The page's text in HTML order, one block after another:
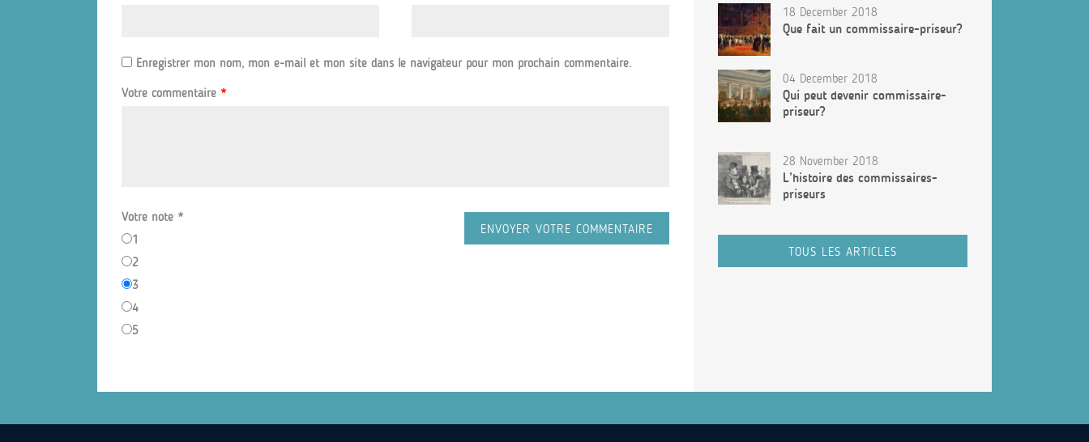
Enregistrer mon nom, mon e-mail et mon site dans le navigateur pour mon prochain commentaire.
Votre commentaire *
Votre note *
1
2
3
4
5
18 December 2018
Que fait un commissaire-priseur?
04 December 2018
Qui peut devenir commissaire-
priseur?
28 November 2018
L’histoire des commissaires-
priseurs
TOUS LES ARTICLES